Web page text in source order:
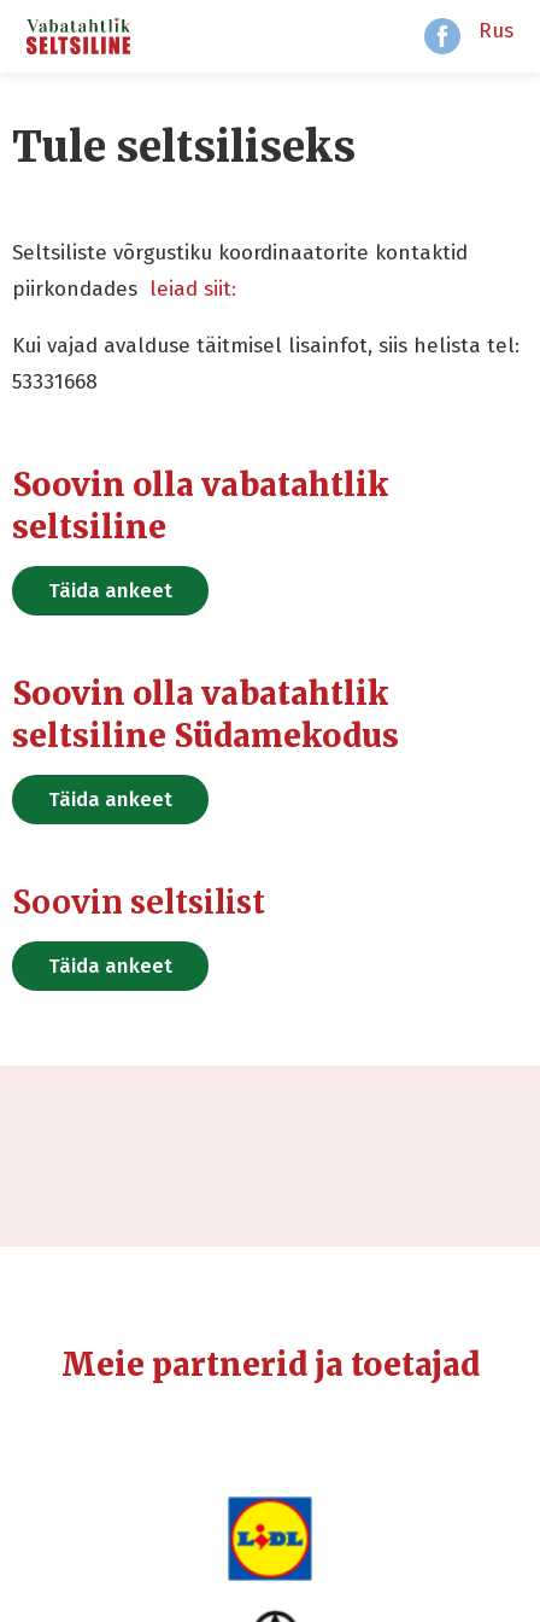
Rus
Tule seltsiliseks
Seltsiliste võrgustiku koordinaatorite kontaktid
piirkondades leiad siit:
Kui vajad avalduse täitmisel lisainfot, siis helista tel:
53331668
Soovin olla vabatahtlik
seltsiline
Täida ankeet
Soovin olla vabatahtlik
seltsiline Südamekodus
Täida ankeet
Soovin seltsilist
Täida ankeet
Meie partnerid ja toetajad